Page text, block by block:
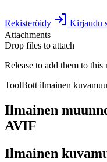
Rekisteröidy Kirjaudu
Attachments
Drop files to attach
Release to add them to this
ToolBott ilmainen
Ilmainen
AVIF
Ilmainen